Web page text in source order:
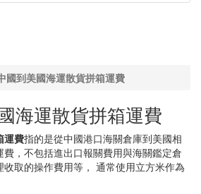
國到美國海運散貨拼箱運費
海運散貨拼箱運費
運費指的是從中國港口海關倉庫到美國相
，不包括進出口報關費用與海關鑑定倉
取的操作費用等， 通常使用立方米作為